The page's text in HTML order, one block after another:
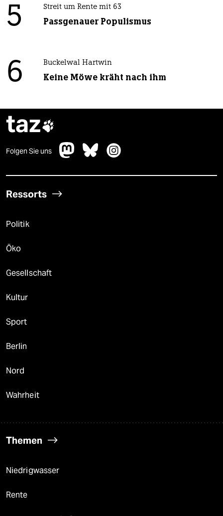
5 Streit um Rente mit 63
Passgenauer Populismus
6 Buckelwal Hartwin
Keine Möwe kräht nach ihm
taz
Folgen Sie uns
Ressorts
Politik
Öko
Gesellschaft
Kultur
Sport
Berlin
Nord
Wahrheit
Themen
Niedrigwasser
Rente